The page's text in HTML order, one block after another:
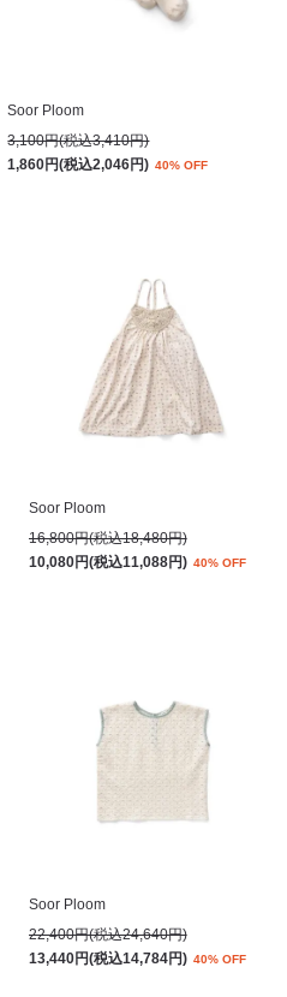
Soor Ploom
3,100円(税込3,410円)
1,860円(税込2,046円) 40% OFF
Soor Ploom
16,800円(税込18,480円)
10,080円(税込11,088円) 40% OFF
Soor Ploom
22,400円(税込24,640円)
13,440円(税込14,784円) 40% OFF